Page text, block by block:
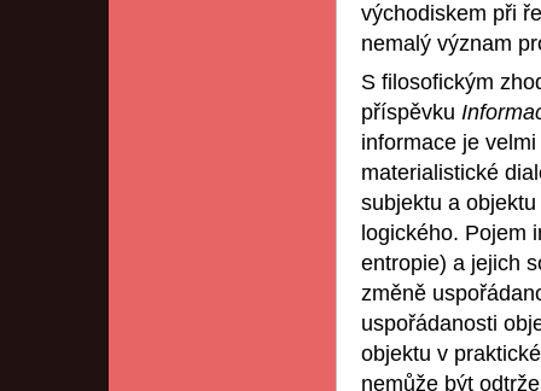
východiskem při
nemalý význam
S filosofickým
příspěvku
informace je
materialistické
subjektu a
logického. Pojem
entropie) a jejich
změně
uspořádanosti
objektu v
nemůže být